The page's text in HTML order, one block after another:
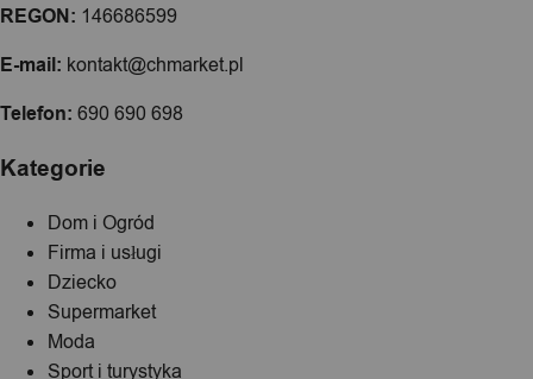
REGON: 146686599
E-mail: kontakt@chmarket.pl
Telefon: 690 690 698
Kategorie
Dom i Ogród
Firma i usługi
Dziecko
Supermarket
Moda
Sport i turystyka